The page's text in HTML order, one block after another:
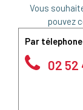
Vous
pouvez
Par télephone
02 52